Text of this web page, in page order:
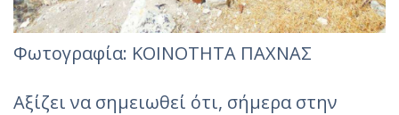
Φωτoγραφία: ΚΟΙΝΟΤΗΤΑ ΠΑΧΝΑΣ
Αξίζει να σημειωθεί ότι, σήμερα στην